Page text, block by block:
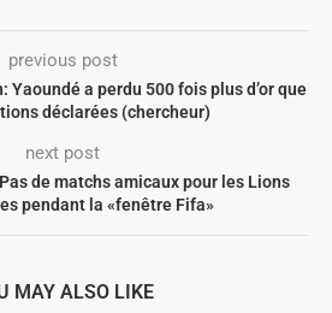
previous post
Yaoundé a perdu 500 fois plus d’or que
déclarées (chercheur)
next post
de matchs amicaux pour les Lions
pendant la «fenêtre Fifa»
MAY ALSO LIKE